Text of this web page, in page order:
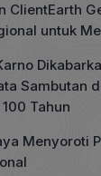
ClientEarth
untuk
Sambutan
Tahun
Menyoroti